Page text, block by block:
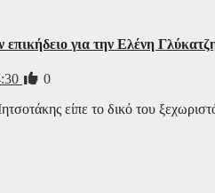
για την Ελένη
0
είπε το δικό του